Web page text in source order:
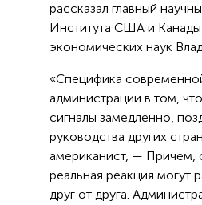
рассказал главный
Института США и
экономических наук
«Специфика
администрации в том,
сигналы замедленно,
руководства других
американист, — Причем,
реальная реакция могут
друг от друга.